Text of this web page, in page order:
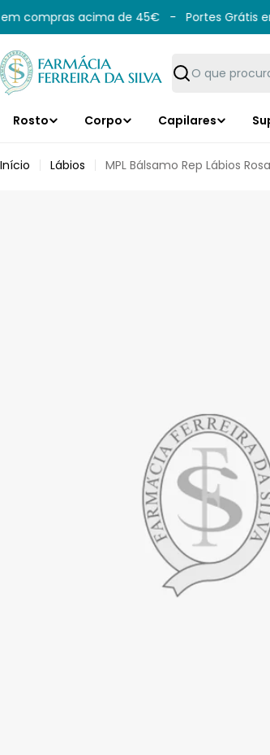
para
conteúdo
compras acima de 45€ - Portes Grátis
Pesquisar
Rosto Corpo Capilares
Início Lábios MPL Bálsamo Rep Lábios